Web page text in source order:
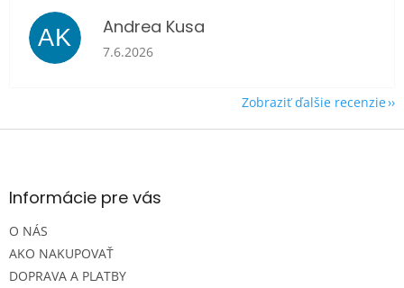
AK Andrea Kusa
Hodnotenie obchodu je 5 z 5 hviezdičiek.
7.6.2026
Zobraziť ďalšie recenzie
Z
ä
e
Informácie pre vás
O NÁS
AKO NAKUPOVAŤ
DOPRAVA A PLATBY